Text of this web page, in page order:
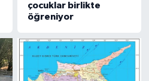
çocuklar birlikte
öğreniyor